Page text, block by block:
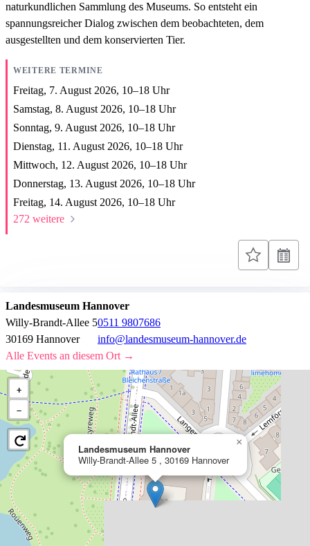
naturkundlichen Sammlung des Museums. So entsteht ein
spannungsreicher Dialog zwischen dem beobachteten, dem
ausgestellten und dem konservierten Tier.
WEITERE TERMINE
Freitag, 7. August 2026, 10–18 Uhr
Samstag, 8. August 2026, 10–18 Uhr
Sonntag, 9. August 2026, 10–18 Uhr
Dienstag, 11. August 2026, 10–18 Uhr
Mittwoch, 12. August 2026, 10–18 Uhr
Donnerstag, 13. August 2026, 10–18 Uhr
Freitag, 14. August 2026, 10–18 Uhr
272 weitere
Landesmuseum Hannover
Willy-Brandt-Allee 5
30169 Hannover
0511 9807686
info@landesmuseum-hannover.de
Alle Events an diesem Ort →
Landesmuseum Hannover
Willy-Brandt-Allee 5 , 30169 Hannover
×
+
−